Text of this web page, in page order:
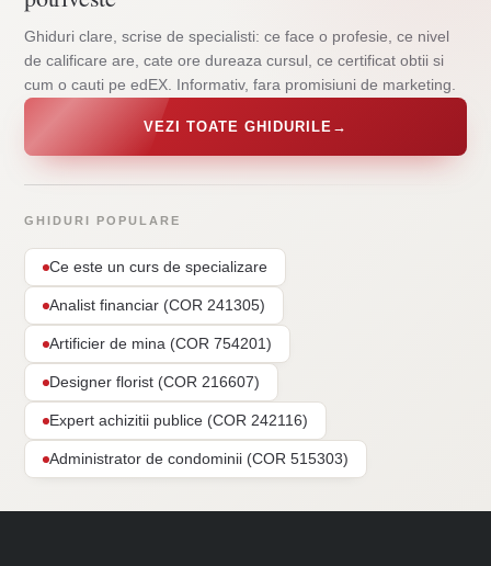
Ghiduri clare, scrise de specialisti: ce face o profesie, ce nivel
de calificare are, cate ore dureaza cursul, ce certificat obtii si
cum o cauti pe edEX. Informativ, fara promisiuni de marketing.
VEZI TOATE GHIDURILE →
GHIDURI POPULARE
Ce este un curs de specializare
Analist financiar (COR 241305)
Artificier de mina (COR 754201)
Designer florist (COR 216607)
Expert achizitii publice (COR 242116)
Administrator de condominii (COR 515303)